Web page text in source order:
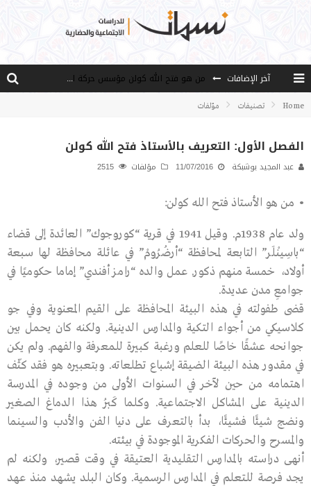
آخر الإضافات
من هو فتح الله كولن مؤسس حركة الخدمة؟
مصادر العلم وسببه
Home تصنيفات مؤلفات
الفصل الأول: التعريف بالأستاذ فتح الله كولن
عبد المجيد بوشبكة 11/07/2016 مؤلفات
• من هو الأستاذ فتح الله كولن:
ولد عام 1938م. وقيل 1941 في قرية “كوروجوك” العائدة إلى قضاء
“باسِينْلَر” التابعة لمحافظة “أرضُرُومْ” في عائلة محافظة لها سبعة
أولاد، خمسة منهم ذكور. عمل والده “رامز أفندي” إماما حكوميًا في
جوامعِ مدن عديدة.
قضى طفولته في هذه البيئة المحافظة على القيم المعنوية وفي جو
كلاسيكي من أجواء التكية والمدارس الدينية. ولكنه كان يحمل بين
جوانحه عشقًا خاصًا للعلم ورغبة كبيرة للمعرفة والفهم. ولم يكن
في مقدور هذه البيئة الضيقة إشباع تطلعاته. وبتعبيره هو فقد كثّف
اهتمامه من حين لآخر في السنوات الأولى من وجوده في المدرسة
الدينية على المشاكل الاجتماعية. وكلما كَبُر هذا الدماغ الصغير
ونضج شيئًا فشيئًا، بدأ بالتعرف على دنيا الفن والأدب والسينما
والمسرح والحركات الفكرية الموجودة في بيئته.
أنهى دراسته بالمدارس التقليدية العتيقة في وقت قصير، ولكنه لم
يجد فرصة للتعلم في المدارس الرسمية. وكان البلد يشهد منذ عهد